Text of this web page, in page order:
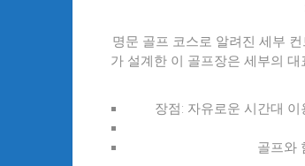
명문 골프 코스로 알려진 세부
가 설계한 이 골프장은 세부의
장점: 자유로운 시간대
골프와